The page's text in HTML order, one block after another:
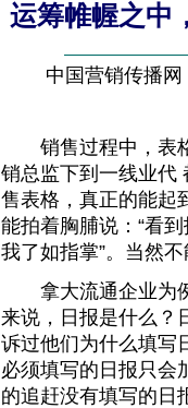
运筹帷幄之中
中国营销传播
销售过程中，表格
销总监下到一线业代
售表格，真正的能起
能拍着胸脯说：“看
我了如指掌”。当
拿大流通企业为例
来说，日报是什么？
诉过他们为什么填写
必须填写的日报只会
的追赶没有填写的日